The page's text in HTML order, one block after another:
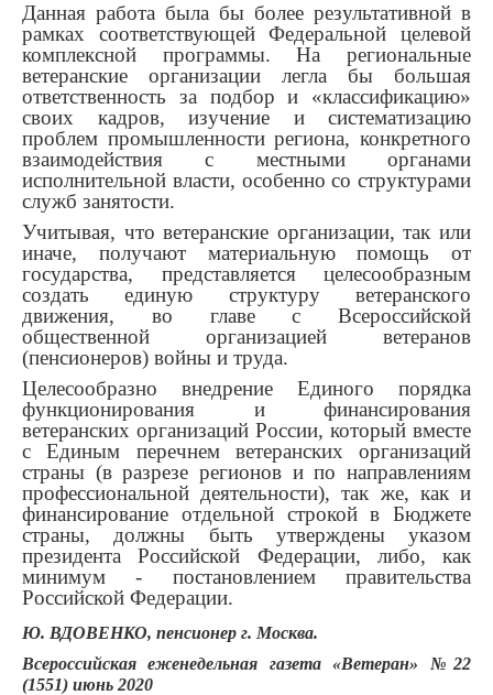
Данная работа была бы более результативной в
рамках соответствующей Федеральной целевой
комплексной программы. На региональные
ветеранские организации легла бы большая
ответственность за подбор и «классификацию»
своих кадров, изучение и систематизацию
проблем промышленности региона, конкретного
взаимодействия с местными органами
исполнительной власти, особенно со структурами
служб занятости.
Учитывая, что ветеранские организации, так или
иначе, получают материальную помощь от
государства, представляется целесообразным
создать единую структуру ветеранского
движения, во главе с Всероссийской
общественной организацией ветеранов
(пенсионеров) войны и труда.
Целесообразно внедрение Единого порядка
функционирования и финансирования
ветеранских организаций России, который вместе
с Единым перечнем ветеранских организаций
страны (в разрезе регионов и по направлениям
профессиональной деятельности), так же, как и
финансирование отдельной строкой в Бюджете
страны, должны быть утверждены указом
президента Российской Федерации, либо, как
минимум - постановлением правительства
Российской Федерации.
Ю. ВДОВЕНКО, пенсионер г. Москва.
Всероссийская еженедельная газета «Ветеран» №22
(1551) июнь 2020